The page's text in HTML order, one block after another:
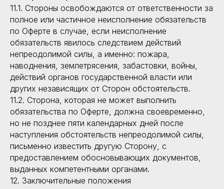
11.1. Стороны освобождаются от ответственности за
полное или частичное неисполнение обязательств
по Оферте в случае, если неисполнение
обязательств явилось следствием действий
непреодолимой силы, а именно: пожара,
наводнения, землетрясения, забастовки, войны,
действий органов государственной власти или
других независящих от Сторон обстоятельств.
11.2. Сторона, которая не может выполнить
обязательства по Оферте, должна своевременно,
но не позднее пяти календарных дней после
наступления обстоятельств непреодолимой силы,
письменно известить другую Сторону, с
предоставлением обосновывающих документов,
выданных компетентными органами.
12. Заключительные положения